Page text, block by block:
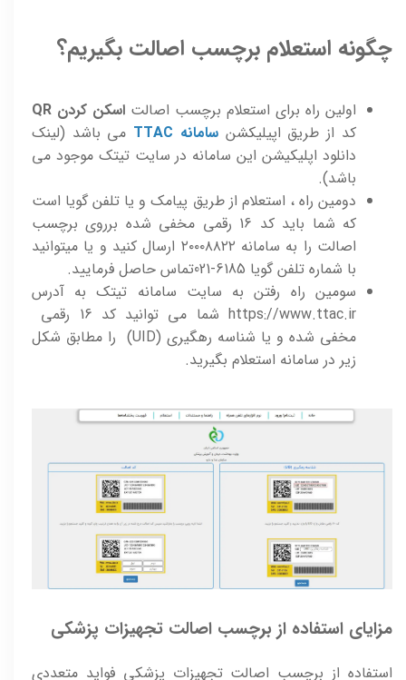
چگونه استعلام برچسب اصالت بگیریم؟
اولین راه برای استعلام برچسب اصالت اسکن کردن QR
کد از طریق اپیلیکشن سامانه TTAC
می باشد (لینک
دانلود اپلیکیشن این سامانه در سایت تیتک موجود می
باشد).
دومین راه ، استعلام از طریق پیامک و یا تلفن گویا است
که شما باید کد 16 رقمی مخفی شده برروی برچسب
اصالت را به سامانه ۲۰۰۰۸۸۲۲ ارسال کنید و یا میتوانید
با شماره تلفن گویا 6185-021تماس حاصل فرمایید.
سومین راه رفتن به سایت سامانه تیتک به آدرس
https://www.ttac.ir شما می توانید کد 16 رقمی
مخفی شده و یا شناسه رهگیری (UID) را مطابق شکل
زیر در سامانه استعلام بگیرید.
مزایای استفاده از برچسب اصالت تجهیزات پزشکی
استفاده از برچسب اصالت تجهیزات پزشکی فواید متعددی